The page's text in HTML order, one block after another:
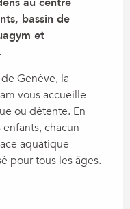
bassin de
et
Genève, la
vous accueille
ou détente. En
chacun
aquatique
pour tous les âges.